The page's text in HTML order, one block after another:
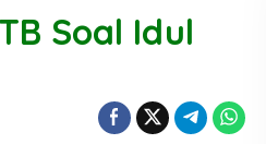
Soal Idul